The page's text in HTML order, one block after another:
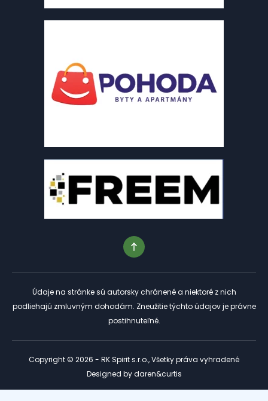
Údaje na stránke sú autorsky chránené a niektoré z nich
podliehajú zmluvným dohodám. Zneužitie týchto údajov je právne
postihnuteľné.
Copyright © 2026 - RK Spirit s.r.o., Všetky práva vyhradené
Designed bydaren&curtis